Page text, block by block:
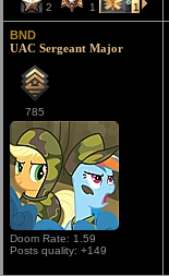
2 1 1
BND
UAC Sergeant Major
785
Doom Rate: 1.59
Posts quality: +149